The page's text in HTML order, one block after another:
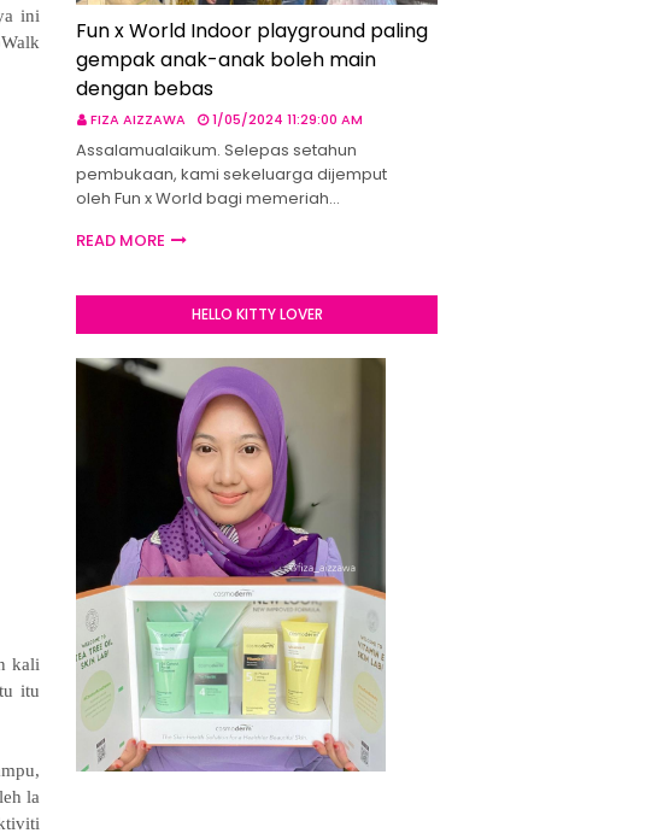
ini
kali
itu
la
Fun x World Indoor playground paling
gempak anak-anak boleh main
dengan bebas
FIZA AIZZAWA 1/05/2024 11:29:00 AM
Assalamualaikum. Selepas setahun
pembukaan, kami sekeluarga dijemput
oleh Fun x World bagi memeriah…
READ MORE
HELLO KITTY LOVER